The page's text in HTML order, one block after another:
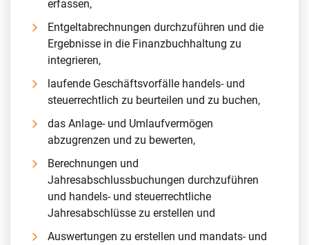
erfassen,
Entgeltabrechnungen durchzuführen und die
Ergebnisse in die Finanzbuchhaltung zu
integrieren,
laufende Geschäftsvorfälle handels- und
steuerrechtlich zu beurteilen und zu buchen,
das Anlage- und Umlaufvermögen
abzugrenzen und zu bewerten,
Berechnungen und
Jahresabschlussbuchungen durchzuführen
und handels- und steuerrechtliche
Jahresabschlüsse zu erstellen und
Auswertungen zu erstellen und mandats- und